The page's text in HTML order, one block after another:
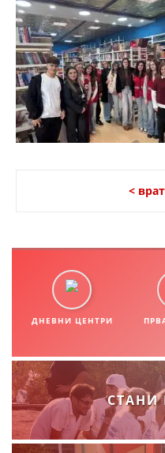
HISTORIA
СТРУКТУРА
СТРУКТУРА И
<
ДНЕВНИ ЦЕНТРИ
СТАНИ